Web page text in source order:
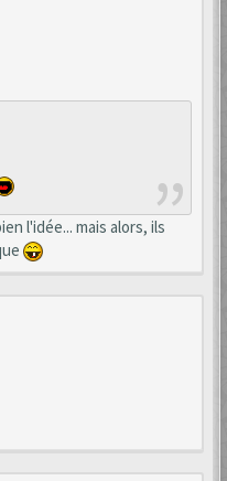
l'idée... mais alors, ils